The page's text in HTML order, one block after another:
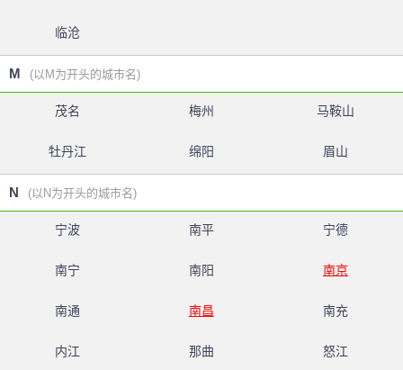
临沧
M (以M为开头的城市名)
茂名 梅州 马鞍山
牡丹江 绵阳 眉山
N (以N为开头的城市名)
宁波 南平 宁德
南宁 南阳 南京
南通 南昌 南充
内江 那曲 怒江